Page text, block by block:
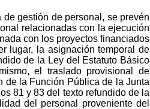
gestión de personal, se prevén
relacionadas con la ejecución
con los proyectos financiados
lugar, la asignación temporal de
de la Ley del Estatuto Básico
el traslado provisional de
de la Función Pública de la Junta
81 y 83 del texto refundido de la
del personal proveniente del